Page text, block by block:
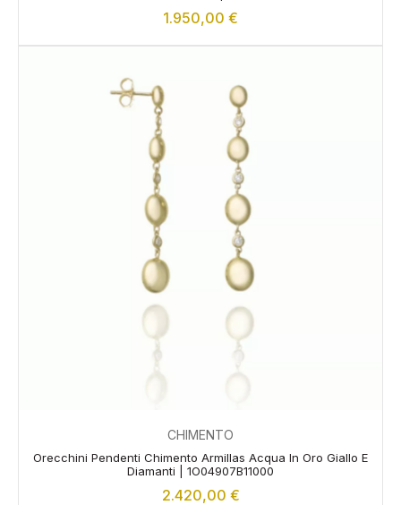
1.950,00 €
CHIMENTO
Orecchini Pendenti Chimento Armillas Acqua In Oro Giallo E
Diamanti | 1O04907B11000
2.420,00 €